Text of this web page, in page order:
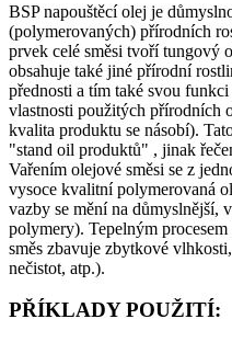
BSP napouštěcí olej je
(polymerovaných) přírodních
prvek celé směsi tvoří tungový
obsahuje také jiné přírodní
přednosti a tím také svou
vlastnosti použitých přírodních
kvalita produktu se násobí).
"stand oil produktů" , jinak
Vařením olejové směsi se z
vysoce kvalitní polymerovaná
vazby se mění na důmyslnější,
polymery). Tepelným
směs zbavuje zbytkové
nečistot, atp.).
PŘÍKLADY POUŽITÍ: